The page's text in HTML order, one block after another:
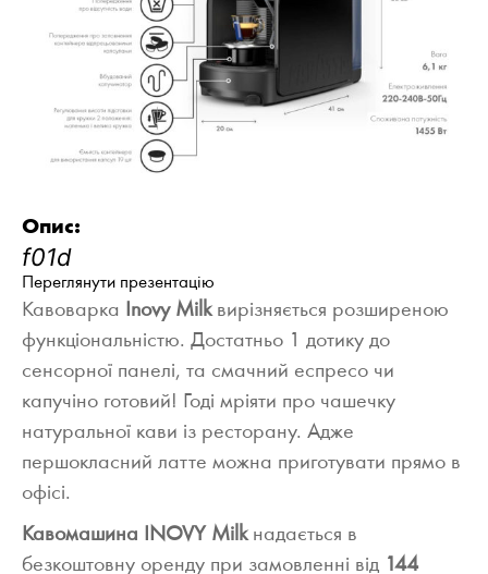
Опис:
Переглянути презентацію
Кавоварка Inovy Milkвирізняється розширеною
функціональністю. Достатньо 1 дотику до
сенсорної панелі, та смачний еспресо чи
капучіно готовий! Годі мріяти про чашечку
натуральної кави із ресторану. Адже
першокласний латте можна приготувати прямо в
офісі.
Кавомашина INOVY Milkнадається в
безкоштовну оренду при замовленні від 144